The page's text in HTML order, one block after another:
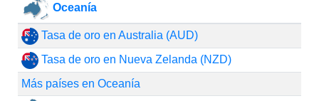
Oceanía
Tasa de oro en Australia (AUD)
Tasa de oro en Nueva Zelanda (NZD)
Más países en Oceanía